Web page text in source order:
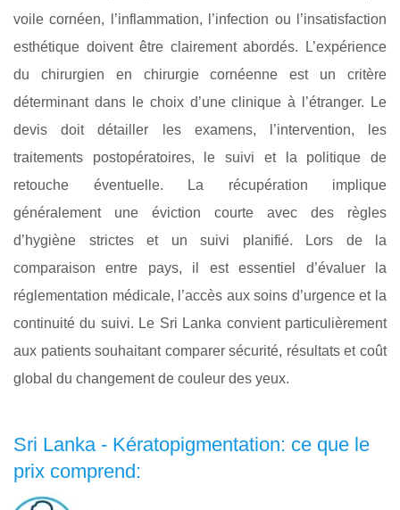
voile cornéen, l’inflammation, l’infection ou l’insatisfaction
esthétique doivent être clairement abordés. L’expérience
du chirurgien en chirurgie cornéenne est un critère
déterminant dans le choix d’une clinique à l’étranger. Le
devis doit détailler les examens, l’intervention, les
traitements postopératoires, le suivi et la politique de
retouche éventuelle. La récupération implique
généralement une éviction courte avec des règles
d’hygiène strictes et un suivi planifié. Lors de la
comparaison entre pays, il est essentiel d’évaluer la
réglementation médicale, l’accès aux soins d’urgence et la
continuité du suivi. Le Sri Lanka convient particulièrement
aux patients souhaitant comparer sécurité, résultats et coût
global du changement de couleur des yeux.
Sri Lanka - Kératopigmentation: ce que le
prix comprend: